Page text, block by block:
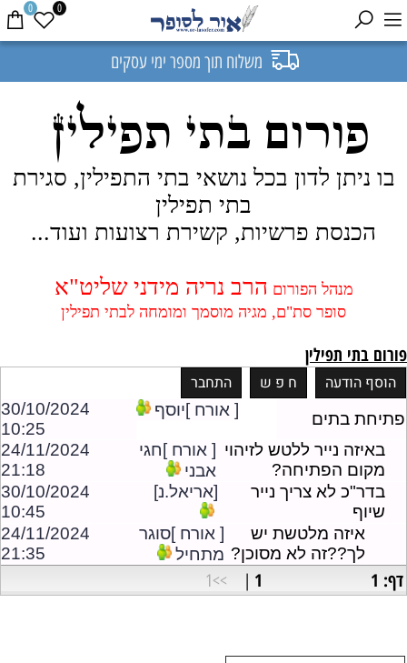
משלוח תוך מספר ימי עסקים
0 0
פורום בתי תפילין
בו ניתן לדון בכל נושאי בתי התפילין, סגירת
בתי תפילין
הכנסת פרשיות, קשירת רצועות ועוד...
מנהל הפורום הרב נריה מידני שליט"א
סופר סת"ם, מגיה מוסמך ומומחה לבתי תפילין
פורום בתי תפילין
פתיחת בתים [ אורח ]יוסף
30/10/2024
10:25
באיזה נייר ללטש לזיהוי
מקום הפתיחה?
[ אורח ]חגי
אבני
24/11/2024
21:18
בדר"כ לא צריך נייר
שיוף
[אריאל.נ]
30/10/2024
10:45
איזה מלטשת יש
לך??זה לא מסוכן?
[ אורח ]סוגר
מתחיל
24/11/2024
21:35
דף: 1 1
|
>>1